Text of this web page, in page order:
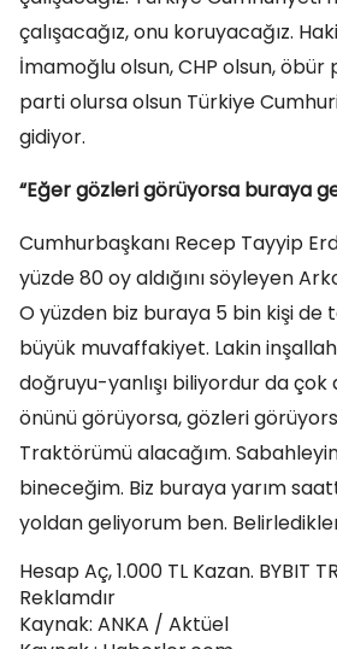
çalışacağız, onu koruyacağız.
İmamoğlu olsun, CHP olsun,
parti olursa olsun Türkiye
gidiyor.
“Eğer gözleri görüyorsa buraya
Cumhurbaşkanı Recep Tayyip
yüzde 80 oy aldığını söyleyen
O yüzden biz buraya 5 bin kişi de
büyük muvaffakiyet. Lakin
doğruyu-yanlışı biliyordur da
önünü görüyorsa, gözleri
Traktörümü alacağım. Sabahleyin
bineceğim. Biz buraya yarım
yoldan geliyorum ben.
Hesap Aç, 1.000 TL Kazan. BYBIT
Reklamdır
Kaynak: ANKA / Aktüel